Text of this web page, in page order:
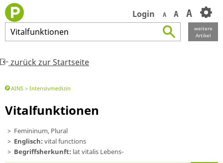
Login A A A
Vitalfunktionen
weitere
Artikel
zurück zur Startseite
AINS Intensivmedizin
Vitalfunktionen
Femininum, Plural
Englisch: vital functions
Begriffsherkunft: lat vita­lis Le­bens-